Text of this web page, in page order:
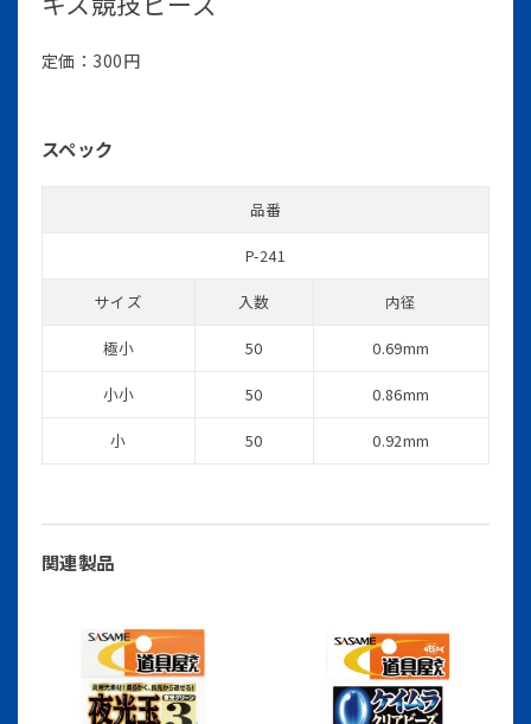
定価：300円
スペック
品番
P-241
サイズ 入数 内径
極小 50 0.69mm
小小 50 0.86mm
小 50 0.92mm
関連製品